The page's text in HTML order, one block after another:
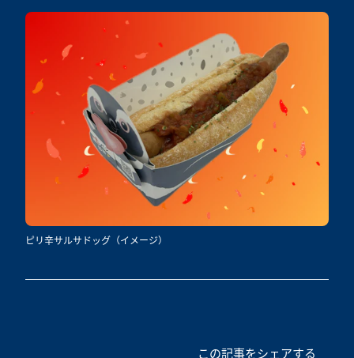
ピリ辛サルサドッグ（イメージ）
この記事をシェアする